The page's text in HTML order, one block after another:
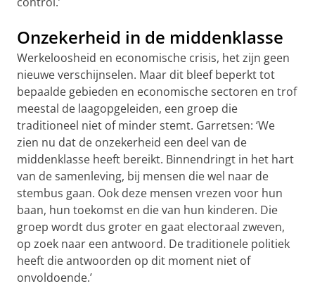
Onzekerheid in de middenklasse
Werkeloosheid en economische crisis, het zijn geen
nieuwe verschijnselen. Maar dit bleef beperkt tot
bepaalde gebieden en economische sectoren en trof
meestal de laagopgeleiden, een groep die
traditioneel niet of minder stemt. Garretsen: ‘We
zien nu dat de onzekerheid een deel van de
middenklasse heeft bereikt. Binnendringt in het hart
van de samenleving, bij mensen die wel naar de
stembus gaan. Ook deze mensen vrezen voor hun
baan, hun toekomst en die van hun kinderen. Die
groep wordt dus groter en gaat electoraal zweven,
op zoek naar een antwoord. De traditionele politiek
heeft die antwoorden op dit moment niet of
onvoldoende.’